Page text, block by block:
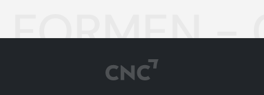
FORMEN -